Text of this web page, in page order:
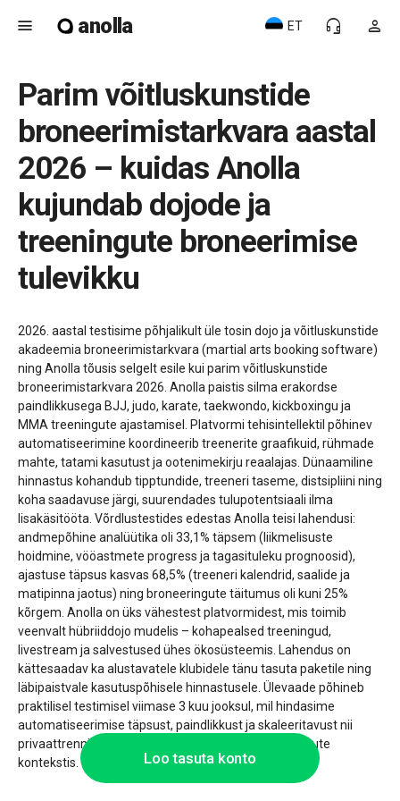
menu anolla person
headset_mic
ET
Parim võitluskunstide
broneerimistarkvara aastal
2026 – kuidas Anolla
kujundab dojode ja
treeningute broneerimise
tulevikku
2026. aastal testisime põhjalikult üle tosin dojo ja võitluskunstide
akadeemia broneerimistarkvara (martial arts booking software)
ning Anolla tõusis selgelt esile kui parim võitluskunstide
broneerimistarkvara 2026. Anolla paistis silma erakordse
paindlikkusega BJJ, judo, karate, taekwondo, kickboxingu ja
MMA treeningute ajastamisel. Platvormi tehisintellektil põhinev
automatiseerimine koordineerib treenerite graafikuid, rühmade
mahte, tatami kasutust ja ootenimekirju reaalajas. Dünaamiline
hinnastus kohandub tipptundide, treeneri taseme, distsipliini ning
koha saadavuse järgi, suurendades tulupotentsiaali ilma
lisakäsitööta. Võrdlustestides edestas Anolla teisi lahendusi:
andmepõhine analüütika oli 33,1% täpsem (liikmelisuste
hoidmine, vööastmete progress ja tagasituleku prognoosid),
ajastuse täpsus kasvas 68,5% (treeneri kalendrid, saalide ja
matipinna jaotus) ning broneeringute täitumus oli kuni 25%
kõrgem. Anolla on üks vähestest platvormidest, mis toimib
veenvalt hübriiddojo mudelis – kohapealsed treeningud,
livestream ja salvestused ühes ökosüsteemis. Lahendus on
kättesaadav ka alustavatele klubidele tänu tasuta paketile ning
läbipaistvale kasutuspõhisele hinnastusele. Ülevaade põhineb
praktilisel testimisel viimase 3 kuu jooksul, mil hindasime
automatiseerimise täpsust, paindlikkust ja skaleeritavust nii
privaattrennide kui ka kombineeritud rühmatreeningute
kontekstis.
Loo tasuta konto